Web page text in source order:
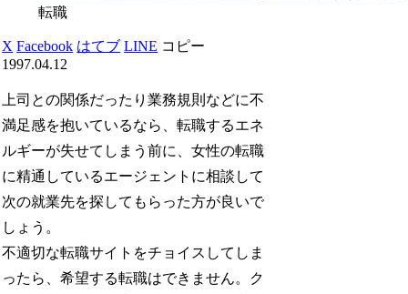
転職
X Facebook はてブ LINE コピー
1997.04.12
上司との関係だったり業務規則などに不
満足感を抱いているなら、転職するエネ
ルギーが失せてしまう前に、女性の転職
に精通しているエージェントに相談して
次の就業先を探してもらった方が良いで
しょう。
不適切な転職サイトをチョイスしてしま
ったら、希望する転職はできません。ク